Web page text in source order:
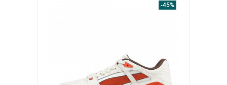
-45%